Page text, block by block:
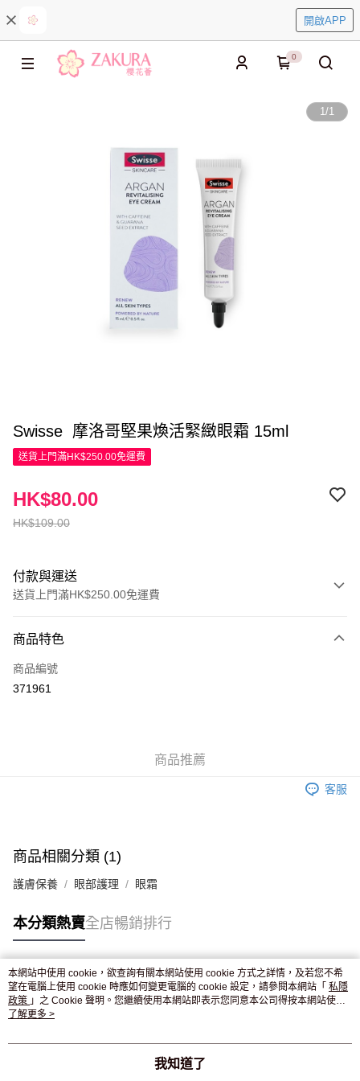
開啟APP
0
1/1
Swisse 摩洛哥堅果煥活緊緻眼霜 15ml
送貨上門滿HK$250.00免運費
HK$109.00
HK$80.00
付款與運送
送貨上門滿HK$250.00免運費
信用卡
Apple Pay
付款後門市自取，訂單確認後2-4個工作天到店，7天內取。逾期後
商品特色
商品編號
371961
商品推薦
客服
商品相關分類 (1)
護膚保養 眼部護理 眼霜
本分類熱賣全店暢銷排行
熱門標籤
熱銷排行
本網站中使用 cookie，欲查詢有關本網站使用 cookie 方式之詳情，及若您不希
望在電腦上使用 cookie 時應如何變更電腦的 cookie 設定，請參閱本網站「 私隱
政策 」之 Cookie 聲明。您繼續使用本網站即表示您同意本公司得按本網站使用
條款之 Cookie 聲明使用 cookie。
了解更多 >
我知道了